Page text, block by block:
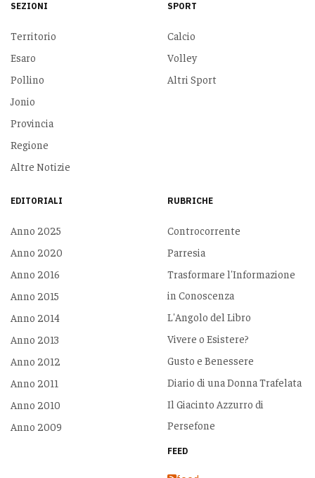
SEZIONI
Territorio
Esaro
Pollino
Jonio
Provincia
Regione
Altre Notizie
SPORT
Calcio
Volley
Altri Sport
EDITORIALI
Anno 2025
Anno 2020
Anno 2016
Anno 2015
Anno 2014
Anno 2013
Anno 2012
Anno 2011
Anno 2010
Anno 2009
RUBRICHE
Controcorrente
Parresia
Trasformare l'Informazione
in Conoscenza
L'Angolo del Libro
Vivere o Esistere?
Gusto e Benessere
Diario di una Donna Trafelata
Il Giacinto Azzurro di
Persefone
FEED